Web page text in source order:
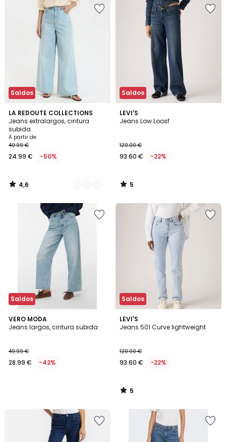
Saldos
LA REDOUTE COLLECTIONS
Jeans extralargos, cintura
subida
A partir de
49.99 €
24.99 € -50%
4,6
/ 5
4
Cores
4,6
/
Saldos
LEVI'S
Jeans Low Loosf
120.00 €
93.60 € -22%
5
/
5
/
Saldos
VERO MODA
Jeans largos, cintura subida
49.99 €
28.99 € -42%
Saldos
LEVI'S
Jeans 501 Curve lightweight
120.00 €
93.60 € -22%
5
/
5
/